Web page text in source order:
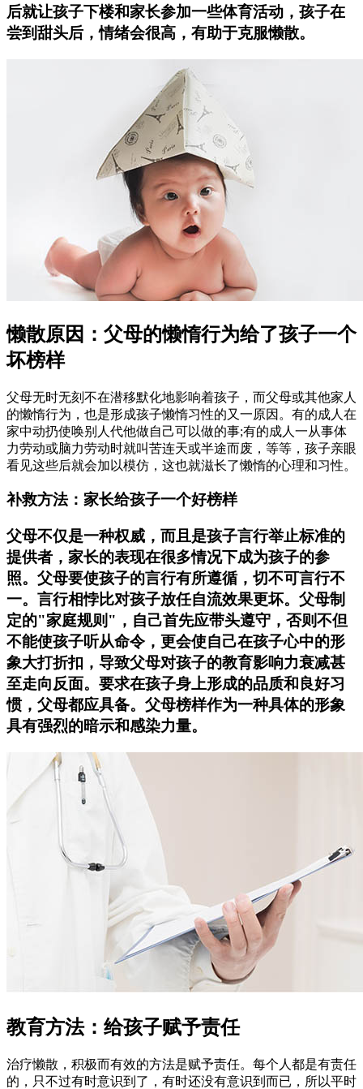
后就让孩子下楼和家长参加一些体育活动，孩子在
尝到甜头后，情绪会很高，有助于克服懒散。
懒散原因：父母的懒惰行为给了孩子一个
坏榜样
父母无时无刻不在潜移默化地影响着孩子，而父母或其他家人
的懒惰行为，也是形成孩子懒惰习性的又一原因。有的成人在
家中动扔使唤别人代他做自己可以做的事;有的成人一从事体
力劳动或脑力劳动时就叫苦连天或半途而废，等等，孩子亲眼
看见这些后就会加以模仿，这也就滋长了懒惰的心理和习性。
补救方法：家长给孩子一个好榜样
父母不仅是一种权威，而且是孩子言行举止标准的
提供者，家长的表现在很多情况下成为孩子的参
照。父母要使孩子的言行有所遵循，切不可言行不
一。言行相悖比对孩子放任自流效果更坏。父母制
定的"家庭规则"，自己首先应带头遵守，否则不但
不能使孩子听从命令，更会使自己在孩子心中的形
象大打折扣，导致父母对孩子的教育影响力衰减甚
至走向反面。要求在孩子身上形成的品质和良好习
惯，父母都应具备。父母榜样作为一种具体的形象
具有强烈的暗示和感染力量。
教育方法：给孩子赋予责任
治疗懒散，积极而有效的方法是赋予责任。每个人都是有责任
的，只不过有时意识到了，有时还没有意识到而已，所以平时